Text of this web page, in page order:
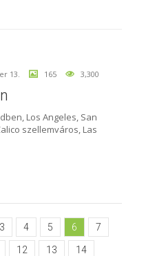
13. 165 3,300
Los Angeles, San
szellemváros, Las
3 4 5 6 7
12 13 14